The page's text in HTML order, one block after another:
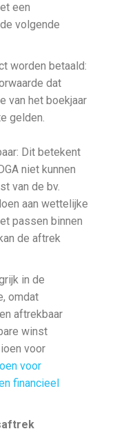
een
volgende
worden betaald:
dat
van het boekjaar
gelden.
Dit betekent
niet kunnen
van de bv.
aan wettelijke
passen binnen
de aftrek
in de
omdat
aftrekbaar
winst
voor
voor
financieel